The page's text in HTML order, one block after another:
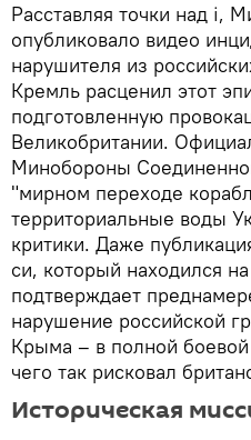
Расставляя точки над i,
опубликовало видео
нарушителя из
Кремль расценил этот
подготовленную
Великобритании.
Минобороны
"мирном переходе
территориальные воды
критики. Даже
си, который находился
подтверждает
нарушение российской
Крыма – в полной
чего так рисковал
Историческая